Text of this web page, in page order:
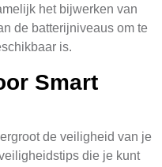
het bijwerken van
de batterijniveaus om te
is.
Smart
de veiligheid van je
die je kunt